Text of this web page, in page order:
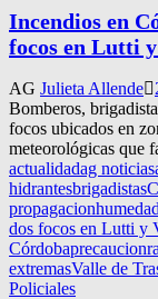
Incendios en
focos en Lutti
AG Julieta Allende
Bomberos,
focos ubicados en
meteorológicas que
actualidadag noticias
hidrantesbrigadistas
propagacionhumedad
dos focos en Lutti y
Córdobaprecaucion
extremasValle de
Policiales